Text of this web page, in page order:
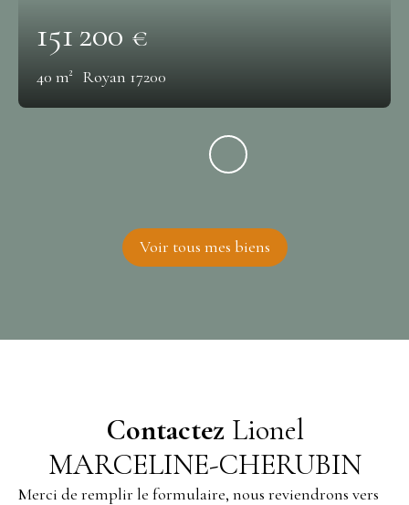
151 200 €
40 m² Royan 17200
Voir tous mes biens
Contactez Lionel
MARCELINE-CHERUBIN
Merci de remplir le formulaire, nous reviendrons vers